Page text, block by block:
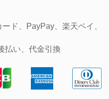
ド、PayPay、楽天ペイ、
払い、代金引換